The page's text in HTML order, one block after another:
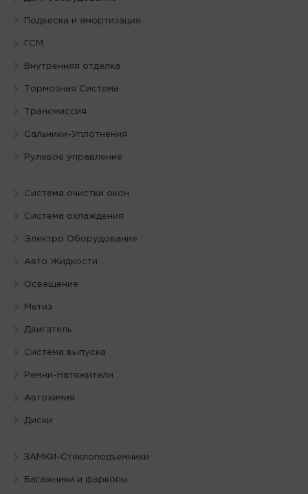
Подвеска и амортизация
ГСМ
Внутренняя отделка
Тормозная Система
Трансмиссия
Сальники-Уплотнения
Рулевое управление
Система очистки окон
Система охлаждения
Электро Оборудование
Авто Жидкости
Освещение
Метиз
Двигатель
Система выпуска
Ремни-Натяжители
Автохимия
Диски
ЗАМКИ-Стеклоподъемники
Багажники и фаркопы